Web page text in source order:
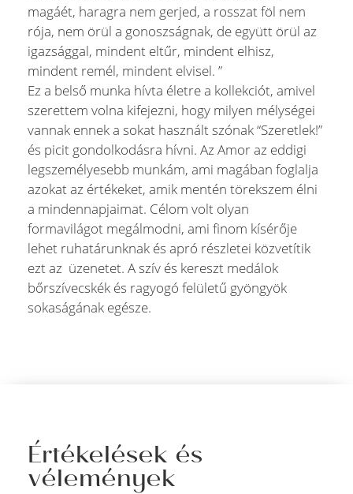
magáét, haragra nem gerjed, a rosszat föl nem
rója, nem örül a gonoszságnak, de együtt örül az
igazsággal, mindent eltűr, mindent elhisz,
mindent remél, mindent elvisel. ”
Ez a belső munka hívta életre a kollekciót, amivel
szerettem volna kifejezni, hogy milyen mélységei
vannak ennek a sokat használt szónak “Szeretlek!”
és picit gondolkodásra hívni. Az Amor az eddigi
legszemélyesebb munkám, ami magában foglalja
azokat az értékeket, amik mentén törekszem élni
a mindennapjaimat. Célom volt olyan
formavilágot megálmodni, ami finom kísérője
lehet ruhatárunknak és apró részletei közvetítik
ezt az üzenetet. A szív és kereszt medálok
bőrszívecskék és ragyogó felületű gyöngyök
sokaságának egésze.
Értékelések és
vélemények